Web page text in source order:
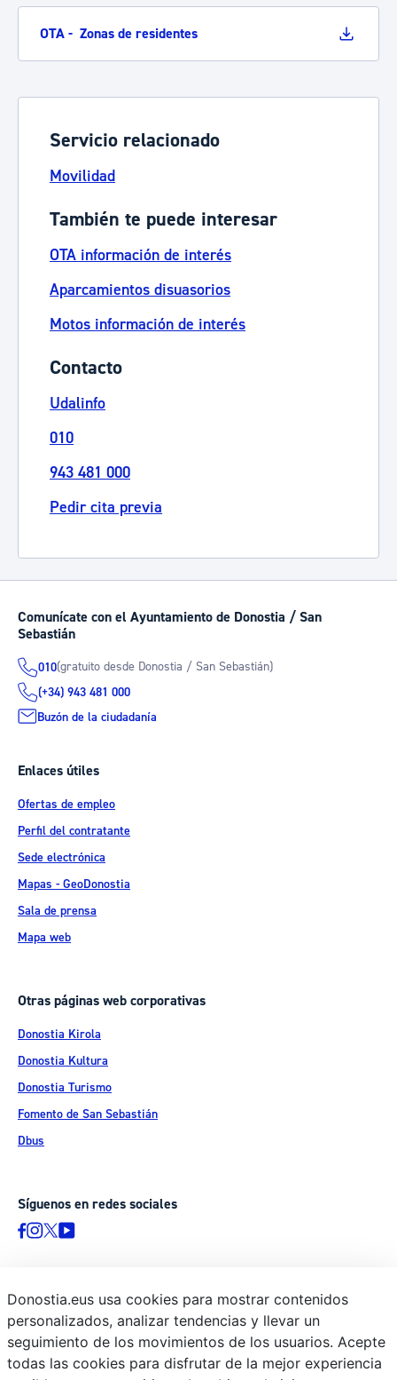
OTA - Zonas de residentes
Servicio relacionado
Movilidad
También te puede interesar
OTA información de interés
Aparcamientos disuasorios
Motos información de interés
Contacto
Udalinfo
010
943 481 000
Pedir cita previa
Comunícate con el Ayuntamiento de Donostia / San
Sebastián
010(gratuito desde Donostia / San Sebastián)
(+34) 943 481 000
Buzón de la ciudadanía
Enlaces útiles
Ofertas de empleo
Perfil del contratante
Sede electrónica
Mapas - GeoDonostia
Sala de prensa
Mapa web
Otras páginas web corporativas
Donostia Kirola
Donostia Kultura
Donostia Turismo
Fomento de San Sebastián
Dbus
Síguenos en redes sociales
© Donostiako Udala - Ayuntamiento de Donostia / San Sebastián
Ijentea 1, 20003 Donostia / San Sebastián
Aviso legal
Donostia.eus usa cookies para mostrar contenidos
personalizados, analizar tendencias y llevar un
seguimiento de los movimientos de los usuarios. Acepte
todas las cookies para disfrutar de la mejor experiencia